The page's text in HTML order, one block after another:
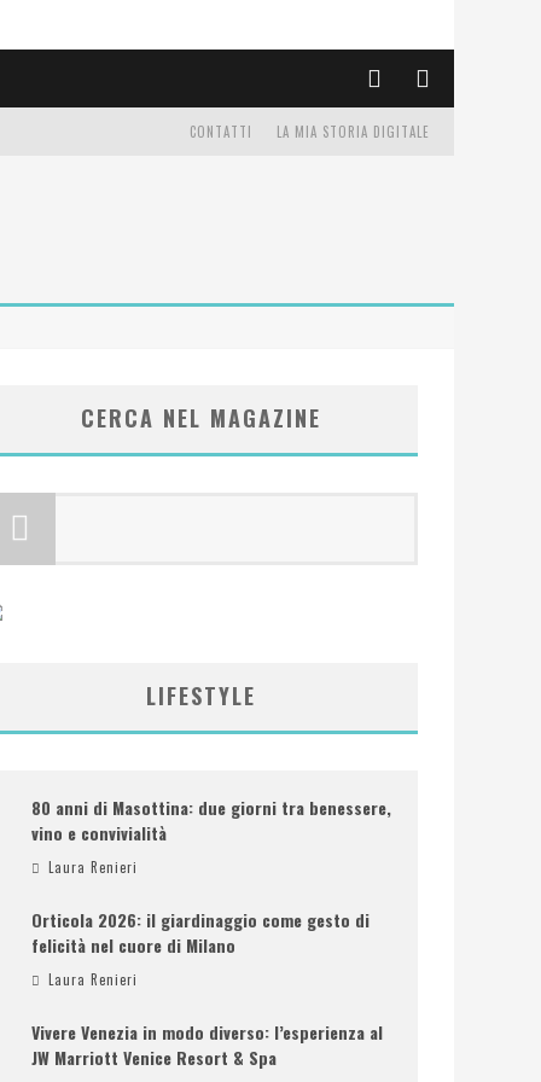
LA MIA STORIA DIGITALE
CONTATTI
CERCA NEL MAGAZINE
LIFESTYLE
80 anni di Masottina: due giorni tra benessere,
vino e convivialità
Laura Renieri
Orticola 2026: il giardinaggio come gesto di
felicità nel cuore di Milano
Laura Renieri
Vivere Venezia in modo diverso: l’esperienza al
JW Marriott Venice Resort & Spa